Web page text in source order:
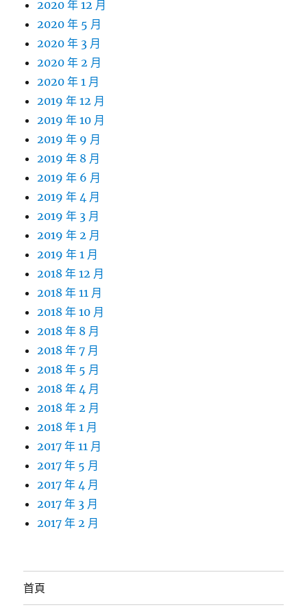
2020 年 12 月
2020 年 5 月
2020 年 3 月
2020 年 2 月
2020 年 1 月
2019 年 12 月
2019 年 10 月
2019 年 9 月
2019 年 8 月
2019 年 6 月
2019 年 4 月
2019 年 3 月
2019 年 2 月
2019 年 1 月
2018 年 12 月
2018 年 11 月
2018 年 10 月
2018 年 8 月
2018 年 7 月
2018 年 5 月
2018 年 4 月
2018 年 2 月
2018 年 1 月
2017 年 11 月
2017 年 5 月
2017 年 4 月
2017 年 3 月
2017 年 2 月
首頁